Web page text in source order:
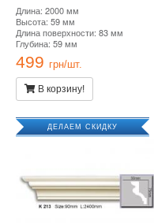
Длина: 2000 мм
Высота: 59 мм
Длина поверхности: 83 мм
Глубина: 59 мм
499 грн/шт.
В корзину!
ДЕЛАЕМ СКИДКУ